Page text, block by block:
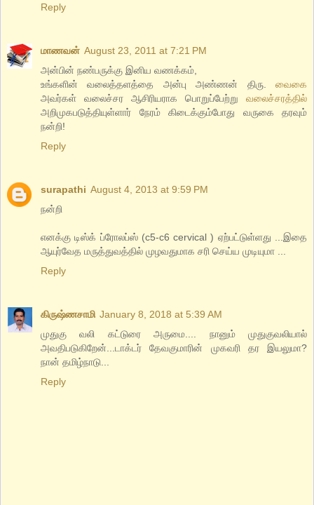
Reply
மாணவன் August 23, 2011 at 7:21 PM
அன்பின் நண்பருக்கு இனிய வணக்கம்,
உங்களின் வலைத்தளத்தை அன்பு அண்ணன் திரு. வைகை
அவர்கள் வலைச்சர ஆசிரியராக பொறுப்பேற்று வலைச்சரத்தில்
அறிமுகபடுத்தியுள்ளார் நேரம் கிடைக்கும்போது வருகை தரவும்
நன்றி!
Reply
surapathi August 4, 2013 at 9:59 PM
நன்றி
எனக்கு டிஸ்க் ப்ரோலப்ஸ் (c5-c6 cervical ) ஏற்பட்டுள்ளது ...இதை
ஆயுர்வேத மருத்துவத்தில் முழவதுமாக சரி செய்ய முடியுமா ...
Reply
கிருஷ்ணசாமி January 8, 2018 at 5:39 AM
முதுகு வலி கட்டுரை அருமை.... நானும் முதுகுவலியால்
அவதிபடுகிறேன்...டாக்டர் தேவகுமாரின் முகவரி தர இயலுமா?
நான் தமிழ்நாடு...
Reply